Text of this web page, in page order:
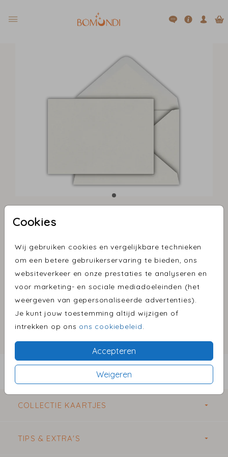
Cookies
Wij gebruiken cookies en vergelijkbare technieken
om een betere gebruikerservaring te bieden, ons
websiteverkeer en onze prestaties te analyseren en
voor marketing- en sociale mediadoeleinden (het
weergeven van gepersonaliseerde advertenties).
Je kunt jouw toestemming altijd wijzigen of
intrekken op ons ons cookiebeleid.
Accepteren
Weigeren
Biotop 15,6 X 22
Aantal x 1 Prijs: € 0,50
Omschrijving
biotop 15,6 x 22
per 1
COLLECTIE KAARTJES
TIPS & EXTRA'S